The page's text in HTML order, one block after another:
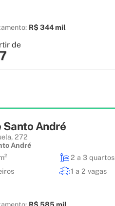
R$ 344 mil
de
Santo André
272
André
2 a 3 quartos
1 a 2 vagas
R$ 585 mil